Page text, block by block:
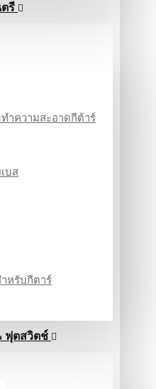
รี
ำความสะอาดกีต้าร์
บส
หรับกีตาร์
ฟุตสวิตช์